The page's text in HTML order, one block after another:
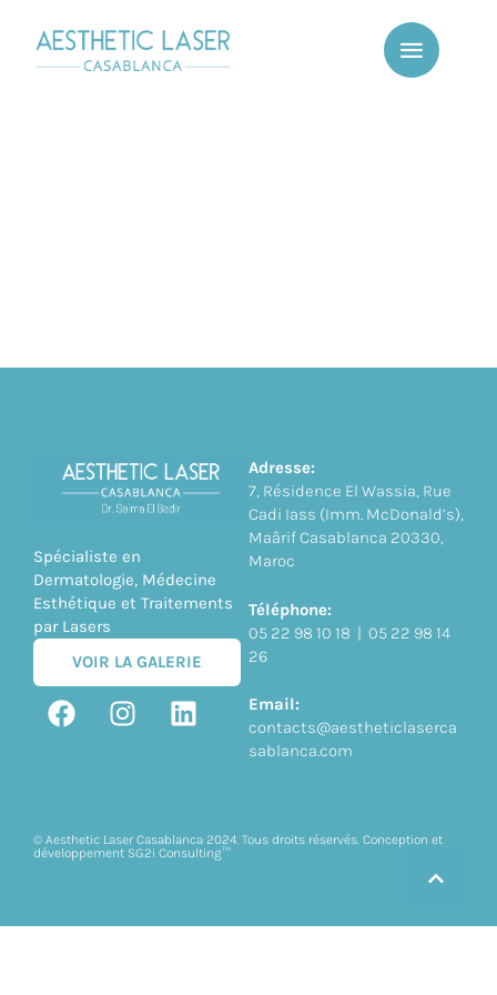
Spécialiste en
Dermatologie, Médecine
Esthétique et Traitements
par Lasers
VOIR LA GALERIE
Adresse:
7, Résidence El Wassia, Rue
Cadi Iass (Imm. McDonald’s),
Maârif Casablanca 20330,
Maroc
Téléphone:
05 22 98 10 18 | 05 22 98 14
26
Email:
contacts@aestheticlaserca
sablanca.com
© Aesthetic Laser Casablanca 2024. Tous droits réservés. Conception et
développement SG2i Consulting™